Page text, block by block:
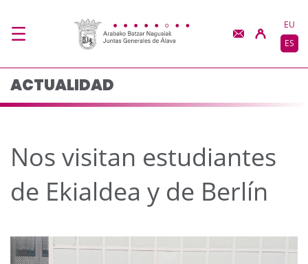
Nos visitan
EU
ES
ACTUALIDAD
Nos visitan estudiantes
de Ekialdea y de Berlín